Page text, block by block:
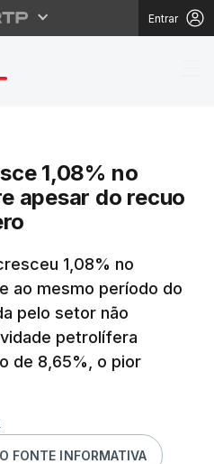
Entrar
cresce
1,08% no
apesar do recuo
1,08% no
ao mesmo período do
pelo setor não
petrolífera
de 8,65%, o pior
FONTE INFORMATIVA